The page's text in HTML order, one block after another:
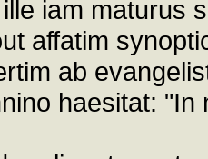
iam maturus
affatim
ab
haesitat: